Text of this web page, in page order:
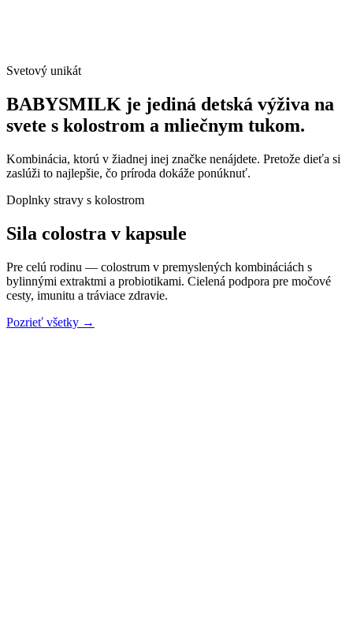
Svetový unikát
BABYSMILK je jediná detská výživa na
svete s kolostrom a mliečnym tukom.
Kombinácia, ktorú v žiadnej inej značke nenájdete. Pretože dieťa si
zaslúži to najlepšie, čo príroda dokáže ponúknuť.
Doplnky stravy s kolostrom
Sila colostra v kapsule
Pre celú rodinu — colostrum v premyslených kombináciách s
bylinnými extraktmi a probiotikami. Cielená podpora pre močové
cesty, imunitu a tráviace zdravie.
Pozrieť všetky →